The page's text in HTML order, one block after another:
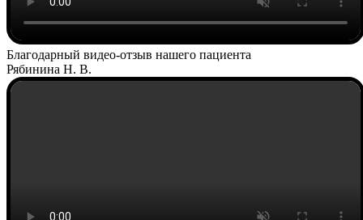
Благодарный видео-отзыв нашего пациента
Рябинина Н. В.